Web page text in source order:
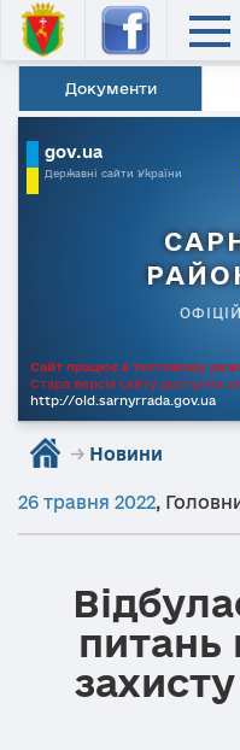
Документи
gov.ua
Державні сайти України
Сайт працює в тестовому
Стара версія сайту доступна
http://old.sarnyrrada.gov.ua
→ Новини
26 травня 2022,
питань